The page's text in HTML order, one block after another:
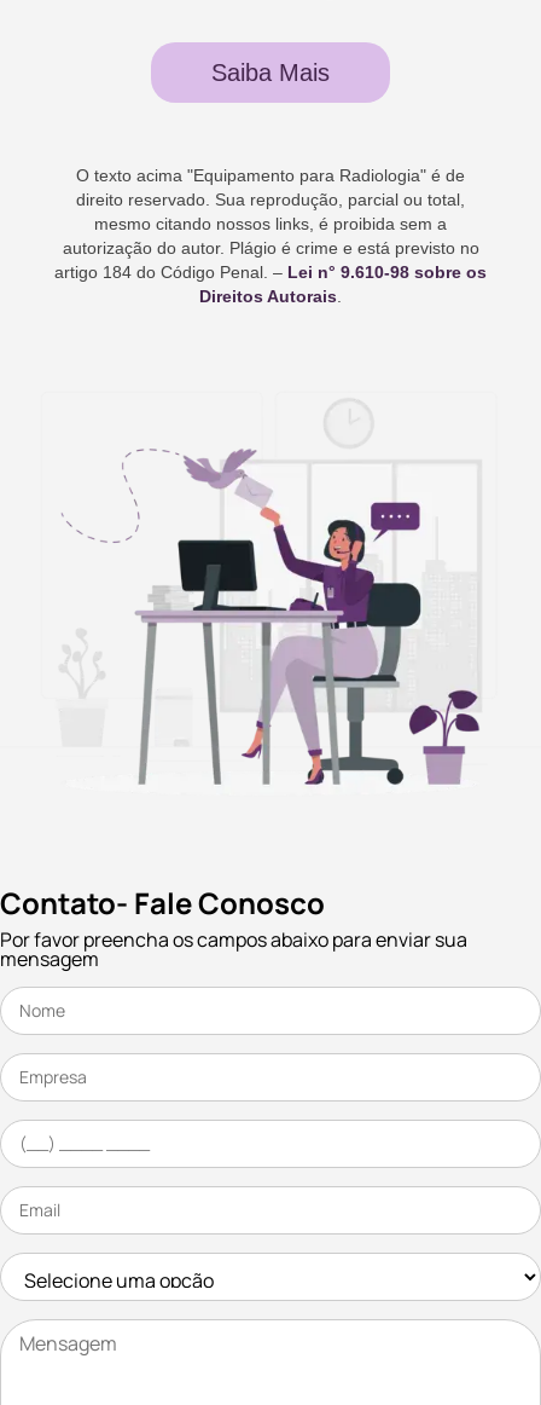
Saiba Mais
O texto acima "Equipamento para Radiologia" é de
direito reservado. Sua reprodução, parcial ou total,
mesmo citando nossos links, é proibida sem a
autorização do autor. Plágio é crime e está previsto no
artigo 184 do Código Penal. – Lei n° 9.610-98 sobre os
Direitos Autorais
Contato- Fale Conosco
Por favor preencha os campos abaixo para enviar sua
mensagem